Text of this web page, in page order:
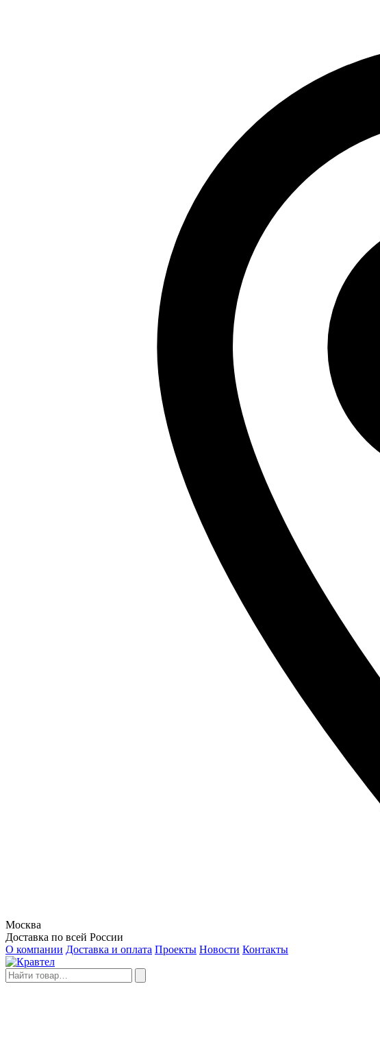
Москва
Доставка по всей России
О компании Доставка и оплата Проекты Новости Контакты